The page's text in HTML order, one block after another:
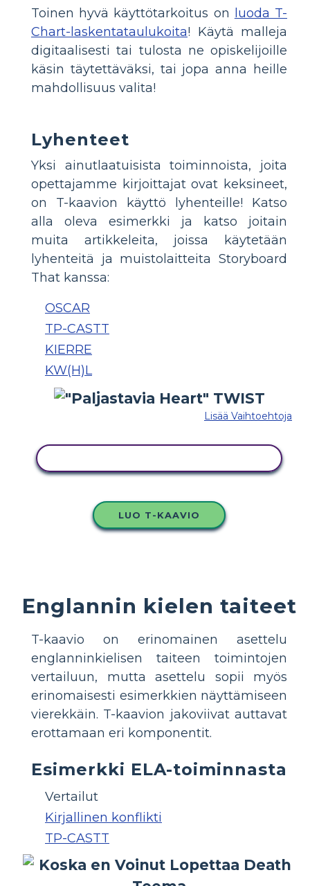
Toinen hyvä käyttötarkoitus on
luoda T-
Chart-laskentataulukoita! Käytä malleja
digitaalisesti tai tulosta ne opiskelijoille
käsin täytettäväksi, tai jopa anna heille
mahdollisuus valita!
Lyhenteet
Yksi ainutlaatuisista toiminnoista, joita
opettajamme kirjoittajat ovat keksineet,
on T-kaavion käyttö lyhenteille! Katso
alla oleva esimerkki ja katso joitain
muita artikkeleita, joissa käytetään
lyhenteitä ja muistolaitteita Storyboard
That kanssa:
OSCAR
TP-CASTT
KIERRE
KW(H)L
Lisää Vaihtoehtoja
LUO T-KAAVIO
Englannin kielen taiteet
T-kaavio on erinomainen asettelu
englanninkielisen taiteen toimintojen
vertailuun, mutta asettelu sopii myös
erinomaisesti esimerkkien näyttämiseen
vierekkäin. T-kaavion jakoviivat auttavat
erottamaan eri komponentit.
Esimerkki ELA-toiminnasta
Vertailut
Kirjallinen konflikti
TP-CASTT